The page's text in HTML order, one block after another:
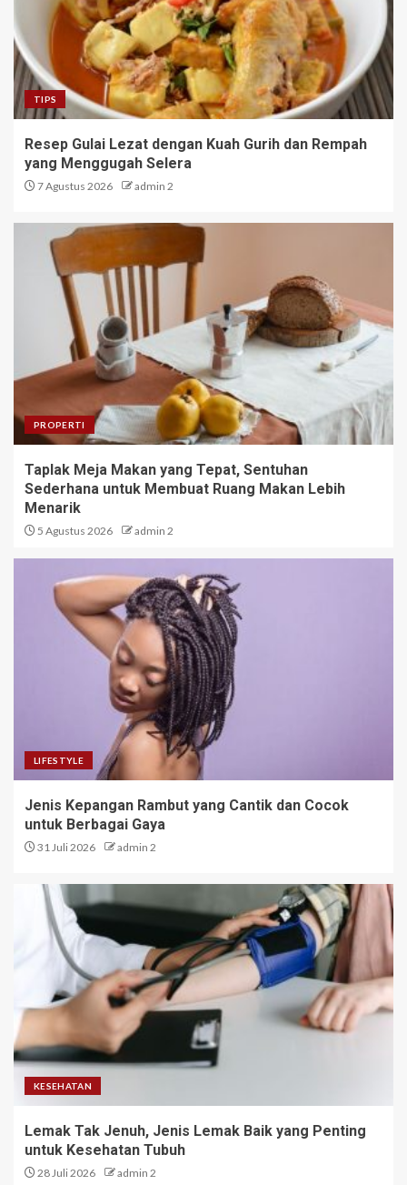
TIPS
Resep Gulai Lezat dengan Kuah Gurih dan Rempah
yang Menggugah Selera
7 Agustus 2026 admin 2
PROPERTI
Taplak Meja Makan yang Tepat, Sentuhan
Sederhana untuk Membuat Ruang Makan Lebih
Menarik
5 Agustus 2026 admin 2
LIFESTYLE
Jenis Kepangan Rambut yang Cantik dan Cocok
untuk Berbagai Gaya
31 Juli 2026 admin 2
KESEHATAN
Lemak Tak Jenuh, Jenis Lemak Baik yang Penting
untuk Kesehatan Tubuh
28 Juli 2026 admin 2